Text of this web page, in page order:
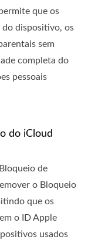
que os
do dispositivo, os
sem
completa do
pessoais
do iCloud
de
o Bloqueio
que os
o ID Apple
usados